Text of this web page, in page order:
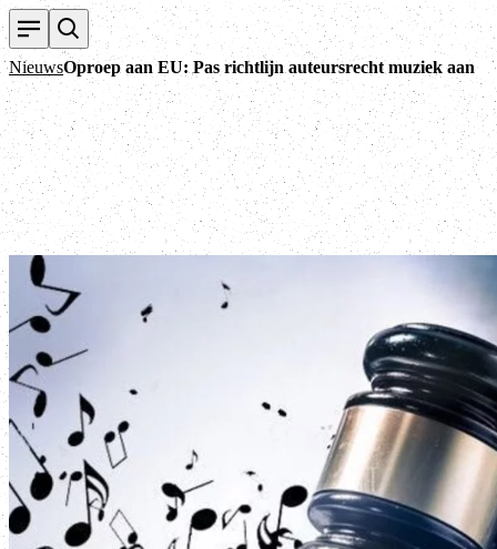
NieuwsOproep aan EU: Pas richtlijn auteursrecht muziek aan